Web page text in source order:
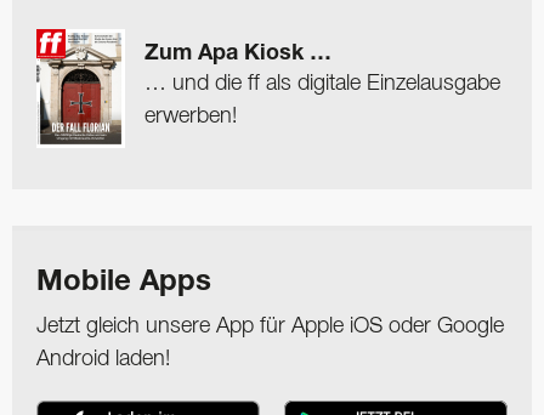
Zum Apa Kiosk …
… und die ff als digitale Einzelausgabe
erwerben!
Mobile Apps
Jetzt gleich unsere App für Apple iOS oder Google
Android laden!